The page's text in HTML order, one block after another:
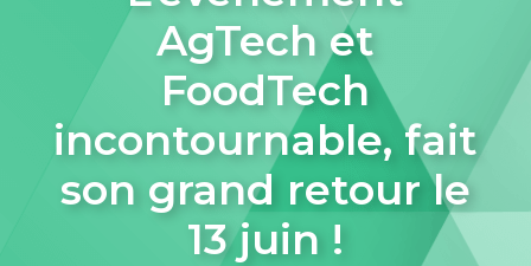
AgTech et
FoodTech
incontournable, fait
son grand retour le
13 juin !